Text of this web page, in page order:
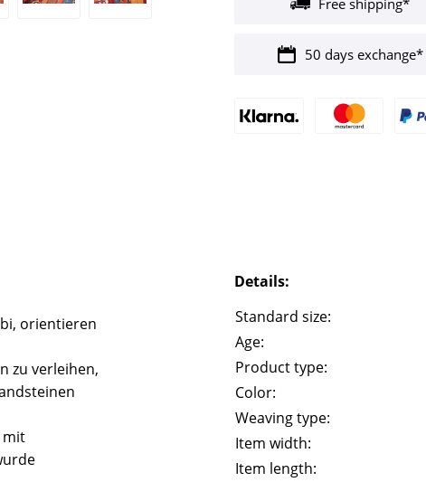
Free shipping*
50 days exchange*
orientieren
zu verleihen,
mit
Details:
Standard size:
Age:
Product type:
Color:
Weaving type:
Item width:
Item length: